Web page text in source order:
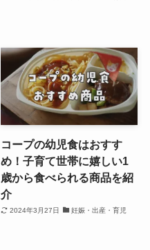
コープの幼児食はおすす
め！子育て世帯に嬉しい1
歳から食べられる商品を紹
介
2024年3月27日 妊娠・出産・育児